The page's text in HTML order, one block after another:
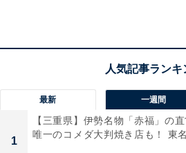
「海の幸や様々な特産品が食べ
（20代女性／愛知県）
最新 一週間
1
【三重県】伊勢名物「赤福」の
唯一のコメダ大判焼き店も！ 東